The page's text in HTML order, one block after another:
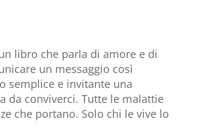
libro che parla di amore e di
un messaggio così
semplice e invitante una
da conviverci. Tutte le malattie
che portano. Solo chi le vive lo